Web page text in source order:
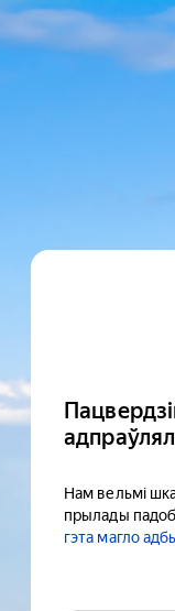
Нам вельмі
прылады
гэта магло